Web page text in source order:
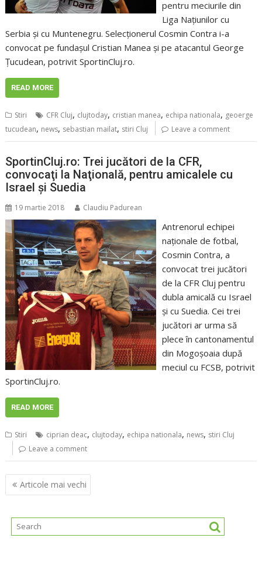
pentru meciurile din
Liga Naţiunilor cu
Serbia şi cu Muntenegru. Selecţionerul Cosmin Contra i-a
convocat pe fundaşul Cristian Manea şi pe atacantul George
Ţucudean, potrivit SportinCluj.ro.
READ MORE
Stiri CFR Cluj, clujtoday, cristian manea, echipa nationala, geoerge
tucudean, news, sebastian mailat, stiri Cluj Leave a comment
SportinCluj.ro: Trei jucători de la CFR,
convocaţi la Naţională, pentru amicalele cu
Israel şi Suedia
19 martie 2018 Claudiu Padurean
Antrenorul echipei
naţionale de fotbal,
Cosmin Contra, a
convocat trei jucători
de la CFR Cluj pentru
dubla amicală cu Israel
şi cu Suedia. Cei trei
jucători ar urma să
plece în cantonamentul
din Mogoşoaia după
meciul cu FCSB, potrivit
SportinCluj.ro.
READ MORE
Stiri ciprian deac, clujtoday, echipa nationala, news, stiri Cluj
Leave a comment
Navigare
în
Articole mai vechi